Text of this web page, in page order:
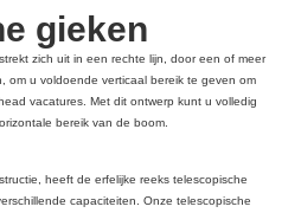
gieken
zich uit in een rechte lijn, door een of meer
om u voldoende verticaal bereik te geven om
vacatures. Met dit ontwerp kunt u volledig
bereik van de boom.
heeft de erfelijke reeks telescopische
capaciteiten. Onze telescopische